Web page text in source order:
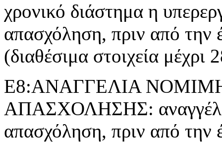
χρονικό διάστημα η
απασχόληση, πριν από την
(διαθέσιμα στοιχεία μέχρι
Ε8:ΑΝΑΓΓΕΛΙΑ
ΑΠΑΣΧΟΛΗΣΗΣ:
απασχόληση, πριν από την